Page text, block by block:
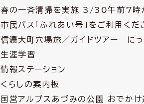
春の一斉清掃を実施 3/30午前7時
市民バス「ふれあい号」をご利用くだ
信濃大町穴場旅／ガイドツアー に
生涯学習
情報ステーション
くらしの案内板
国営アルプスあづみの公園 おでか